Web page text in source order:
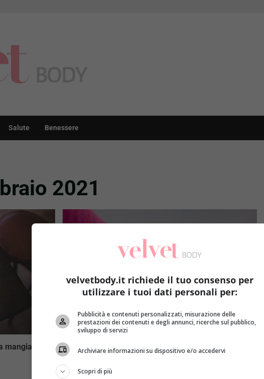
Salute Benessere
2021
e
Primo Piano Salute
Piano di vaccinazione covid per gli over 80: modalità,
calendario e informazioni regione per regione
Roberta Gerboni
velvetbody.it richiede il tuo consenso per
utilizzare i tuoi dati personali per:
Pubblicità e contenuti personalizzati, misurazione delle
prestazioni dei contenuti e degli annunci, ricerche sul pubblico,
sviluppo di servizi
Archiviare informazioni su dispositivo e/o accedervi
Scopri di più